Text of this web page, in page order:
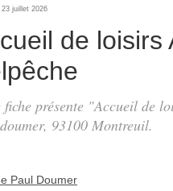
juillet 2026
de loisirs
fiche présente "Accueil de
, 93100 Montreuil.
Paul Doumer